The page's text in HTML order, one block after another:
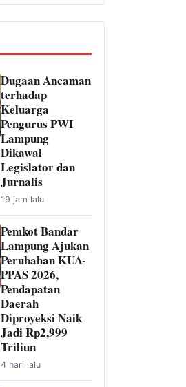
Dugaan Ancaman
terhadap
Keluarga
Pengurus PWI
Lampung
Dikawal
Legislator dan
Jurnalis
19 jam lalu
Pemkot Bandar
Lampung Ajukan
Perubahan KUA-
PPAS 2026,
Pendapatan
Daerah
Diproyeksi Naik
Jadi Rp2,999
Triliun
4 hari lalu